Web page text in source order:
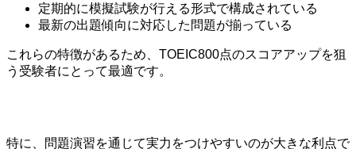
定期的に模擬試験が行える形式で構成されている
最新の出題傾向に対応した問題が揃っている
これらの特徴があるため、TOEIC800点のスコアアップを狙
う受験者にとって最適です。
特に、問題演習を通じて実力をつけやすいのが大きな利点で